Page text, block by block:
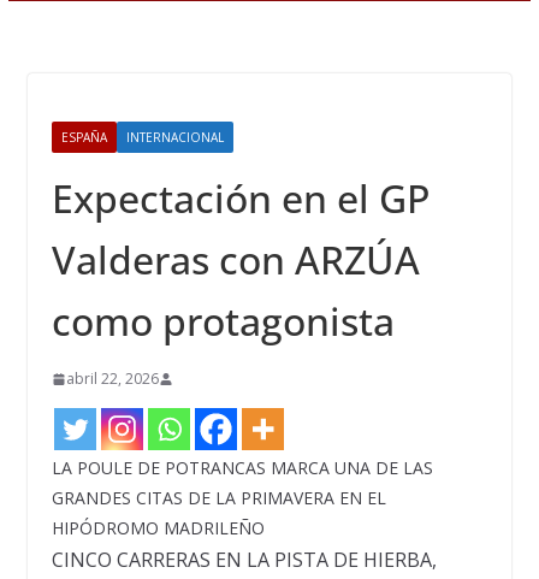
ESPAÑA INTERNACIONAL
Expectación en el GP
Valderas con ARZÚA
como protagonista
abril 22, 2026
LA POULE DE POTRANCAS MARCA UNA DE LAS
GRANDES CITAS DE LA PRIMAVERA EN EL
HIPÓDROMO MADRILEÑO
CINCO CARRERAS EN LA PISTA DE HIERBA,